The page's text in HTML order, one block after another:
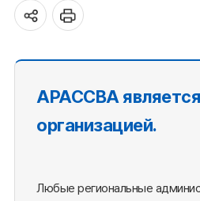
АРАССВА
организацией.
Любые региональные